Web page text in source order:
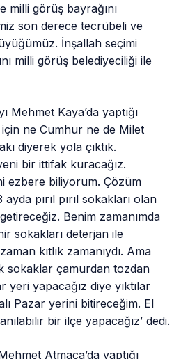
milli görüş bayrağını
son derece tecrübeli ve
İnşallah seçimi
milli görüş belediyeciliği ile
Mehmet Kaya’da yaptığı
için ne Cumhur ne de Milet
diyerek yola çıktık.
bir ittifak kuracağız.
ezbere biliyorum. Çözüm
pırıl pırıl sokakları olan
Benim zamanımda
sokakları deterjan ile
kıtlık zamanıydı. Ama
sokaklar çamurdan tozdan
yeri yapacağız diye yıktılar
Pazar yerini bitireceğim. El
bir ilçe yapacağız’ dedi.
Atmaca’da yaptığı